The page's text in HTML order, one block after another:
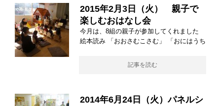
2015年2月3日（火） 親子で
楽しむおはなし会
今月は、8組の親子が参加してくれました
絵本読み 「おおさむこさむ」 「おにはうち
記事を読む
2014年6月24日（火）パネルシ